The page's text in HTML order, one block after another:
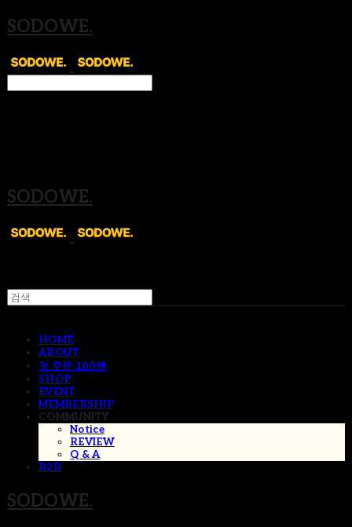
SODOWE.
SODOWE.
HOME
ABOUT
첫 주문 100원
SHOP
EVENT
MEMBERSHIP
COMMUNITY
Notice
REVIEW
Q & A
B2B
SODOWE.